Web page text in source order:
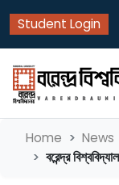
Student Login
Home News
বরেন্দ্র